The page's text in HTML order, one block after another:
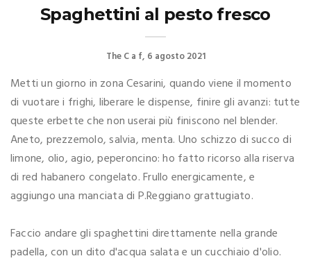
Spaghettini al pesto fresco
The C a f 6 agosto 2021
Metti un giorno in zona Cesarini, quando viene il momento
di vuotare i frighi, liberare le dispense, finire gli avanzi: tutte
queste erbette che non userai più finiscono nel blender.
Aneto, prezzemolo, salvia, menta. Uno schizzo di succo di
limone, olio, agio, peperoncino: ho fatto ricorso alla riserva
di red habanero congelato. Frullo energicamente, e
aggiungo una manciata di P.Reggiano grattugiato.
Faccio andare gli spaghettini direttamente nella grande
padella, con un dito d'acqua salata e un cucchiaio d'olio.